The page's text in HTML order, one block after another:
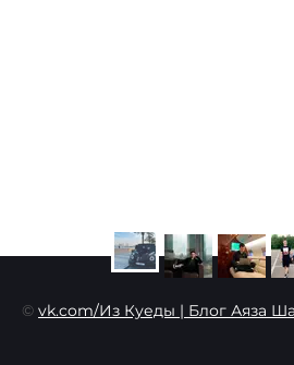
© vk.com/Из Куеды | Блог Аяза